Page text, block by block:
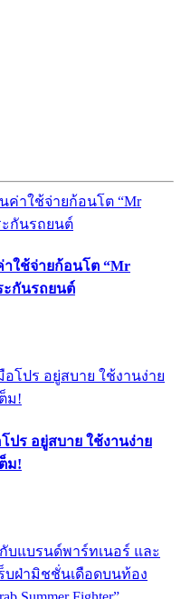
าใช้จ่ายก้อนโต “Mr
ะกันรถยนต์
ร อยู่สบาย ใช้งานง่าย
ม!